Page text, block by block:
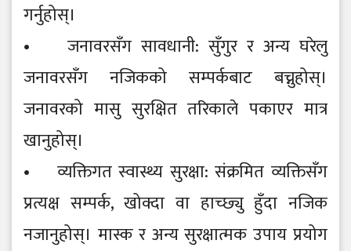
गर्नुहोस्।
• जनावरसँग सावधानी: सुँगुर र अन्य घरेलु
जनावरसँग नजिकको सम्पर्कबाट बच्नुहोस्।
जनावरको मासु सुरक्षित तरिकाले पकाएर मात्र
खानुहोस्।
• व्यक्तिगत स्वास्थ्य सुरक्षा: संक्रमित व्यक्तिसँग
प्रत्यक्ष सम्पर्क, खोक्दा वा हाच्छ्यु हुँदा नजिक
नजानुहोस्। मास्क र अन्य सुरक्षात्मक उपाय प्रयोग